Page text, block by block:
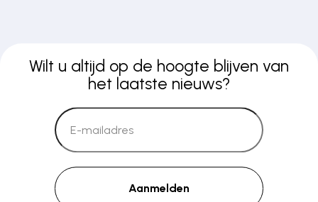
Wilt u altijd op de hoogte blijven van
het laatste nieuws?
Aanmelden